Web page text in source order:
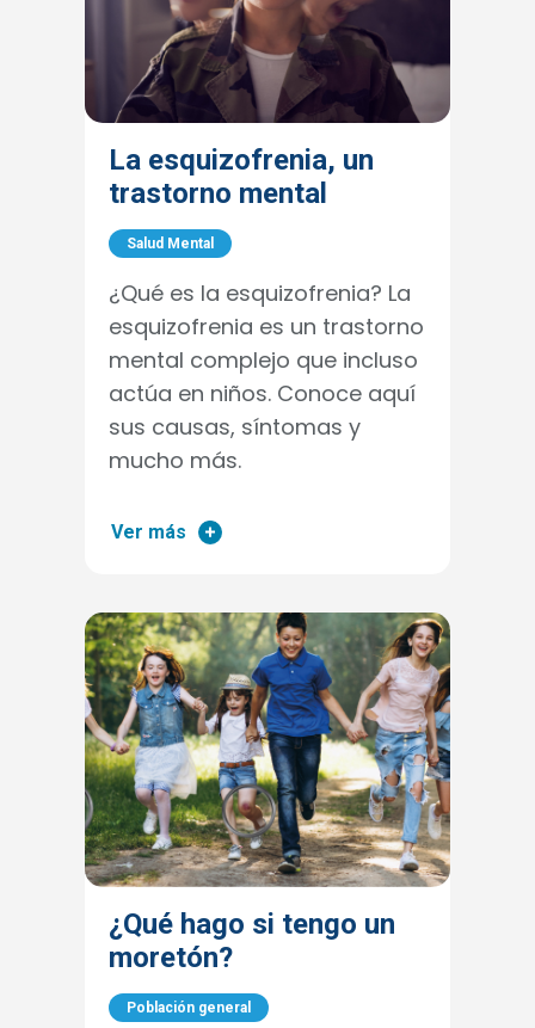
La esquizofrenia, un
trastorno mental
Salud Mental
¿Qué es la esquizofrenia? La
esquizofrenia es un trastorno
mental complejo que incluso
actúa en niños. Conoce aquí
sus causas, síntomas y
mucho más.
Ver más
¿Qué hago si tengo un
moretón?
Población general